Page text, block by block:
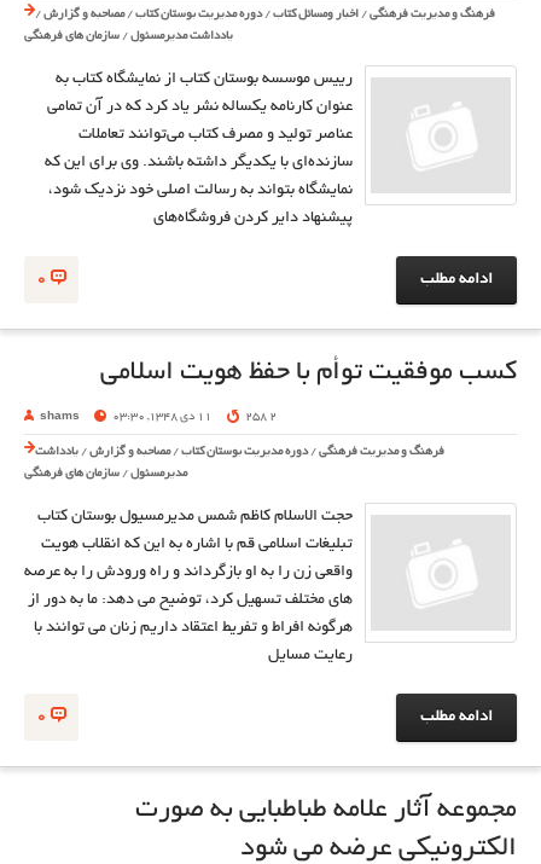
فرهنگ و مدیریت فرهنگی / اخبار ومسائل کتاب /دوره مدیریت بوستان کتاب /مصاحبه و گزارش /
یادداشت مدیرمسئول / سازمان های فرهنگی
رييس موسسه بوستان كتاب از نمايشگاه كتاب به
عنوان كارنامه يكساله نشر ياد كرد كه در آن تمامي
عناصر توليد و مصرف كتاب مي‌توانند تعاملات
سازنده‌اي با يكديگر داشته باشند. وي براي اين كه
نمايشگاه بتواند به رسالت اصلي خود نزديك شود،
پيشنهاد داير كردن فروشگاه‌هاي
0 ادامه مطلب
کسب موفقیت توأم با حفظ هویت اسلامی
shams 11 دی 1348, 03:30 2 258
فرهنگ و مدیریت فرهنگی /دوره مدیریت بوستان کتاب /مصاحبه و گزارش / یادداشت
مدیرمسئول / سازمان های فرهنگی
حجت الاسلام کاظم شمس مدیرمسیول بوستان کتاب
تبلیغات اسلامی قم با اشاره به این که انقلاب هویت
واقعی زن را به او بازگرداند و راه ورودش را به عرصه
های مختلف تسهیل کرد، توضیح می دهد: ما به دور از
هرگونه افراط و تفریط اعتقاد داریم زنان می توانند با
رعایت مسایل
0 ادامه مطلب
مجموعه آثار علامه طباطبايی به صورت
الکترونيکی عرضه می شود